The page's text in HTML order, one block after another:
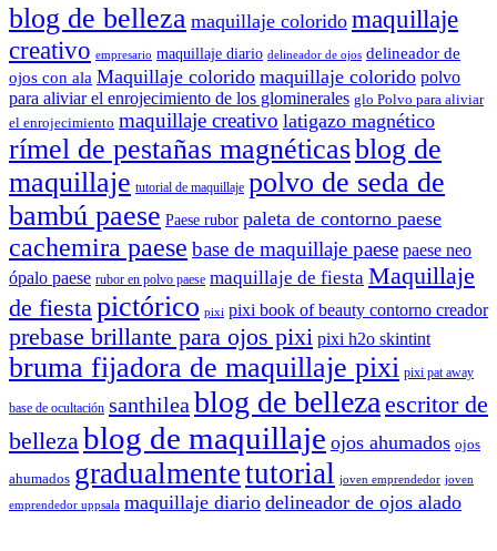
blog de belleza maquillaje colorido maquillaje
creativo empresario maquillaje diario delineador de ojos delineador de
ojos con ala Maquillaje colorido maquillaje colorido polvo
para aliviar el enrojecimiento de los glominerales glo Polvo para aliviar
el enrojecimiento maquillaje creativo latigazo magnético
rímel de pestañas magnéticasblog de
maquillaje tutorial de maquillaje polvo de seda de
bambú paese Paese rubor paleta de contorno paese
cachemira paese base de maquillaje paese paese neo
ópalo paese rubor en polvo paese maquillaje de fiesta Maquillaje
de fiestapictórico pixi pixi book of beauty contorno creador
prebase brillante para ojos pixi pixi h2o skintint
bruma fijadora de maquillaje pixi pixi pat away
base de ocultación santhilea blog de belleza escritor de
belleza blog de maquillaje ojos ahumados ojos
ahumados gradualmentetutorial joven emprendedor joven
emprendedor uppsala maquillaje diario delineador de ojos alado